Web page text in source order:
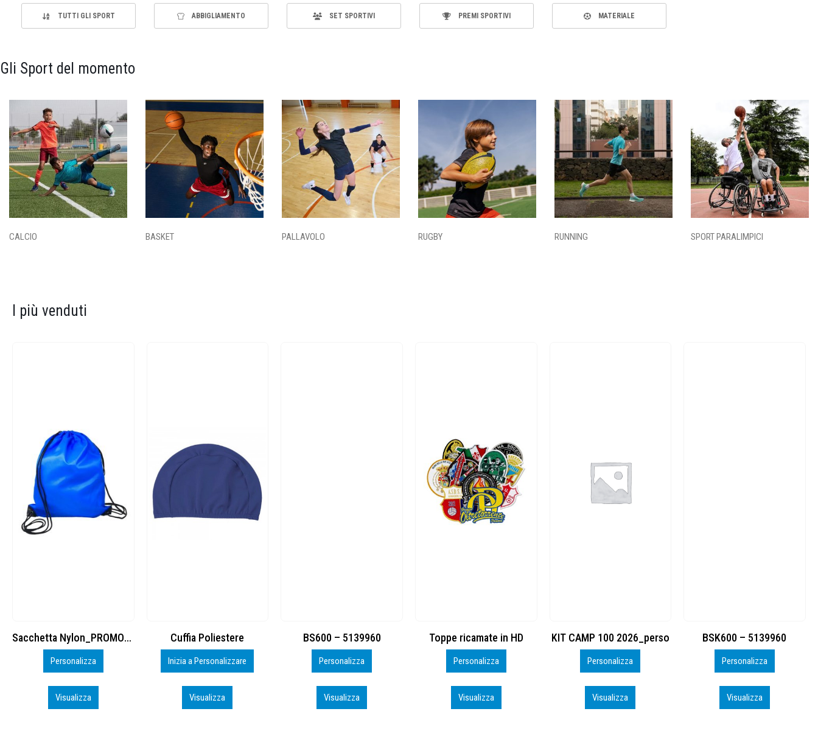
TUTTI GLI SPORT ABBIGLIAMENTO SET SPORTIVI PREMI SPORTIVI MATERIALE
Gli Sport del momento
CALCIO BASKET PALLAVOLO RUGBY RUNNING SPORT PARALIMPICI
I più venduti
Cuffia Poliestere
Inizia a Personalizzare
Visualizza
BS600 – 5139960
Personalizza
Visualizza
Toppe ricamate in HD
Personalizza
Visualizza
KIT CAMP 100 2026_perso
Personalizza
Visualizza
BSK600 – 5139960
Personalizza
Visualizza
DTF
Personalizza
Visualizza